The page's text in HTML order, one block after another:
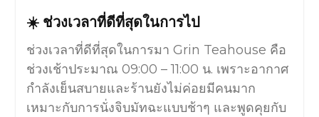
☀️ ช่วงเวลาที่ดีที่สุดในการไป
ช่วงเวลาที่ดีที่สุดในการมา Grin Teahouse คือ
ช่วงเช้าประมาณ 09:00 – 11:00 น. เพราะอากาศ
กำลังเย็นสบายและร้านยังไม่ค่อยมีคนมาก
เหมาะกับการนั่งจิบมัทฉะแบบช้าๆ และพูดคุยกับ